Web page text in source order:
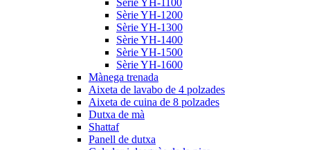
Sèrie YH-1100
Sèrie YH-1200
Sèrie YH-1300
Sèrie YH-1400
Sèrie YH-1500
Sèrie YH-1600
Mànega trenada
Aixeta de lavabo de 4 polzades
Aixeta de cuina de 8 polzades
Dutxa de mà
Shattaf
Panell de dutxa